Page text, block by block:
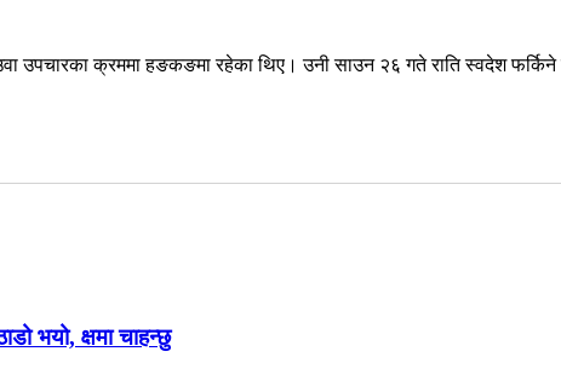
उपचारका क्रममा हङकङमा रहेका थिए। उनी साउन २६ गते राति स्वदेश
भयो, क्षमा चाहन्छु